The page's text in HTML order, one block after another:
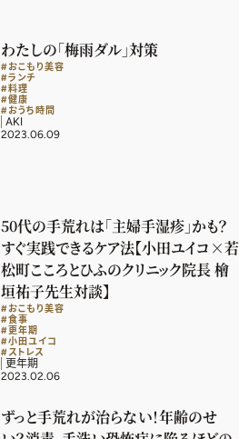
わたしの「梅雨ダル」対策
#おこもり美容
#ランチ
#料理
#健康
#おうち時間
AKI
2023.06.09
50代の手荒れは「主婦手湿疹」かも？
すぐ実践できるケア法【小田ユイコ×若
松町こころとひふのクリニック院長 檜
垣祐子先生対談】
#おこもり美容
#食事
#更年期
#小田ユイコ
#ストレス
更年期
2023.02.06
ずっと手荒れが治らない！年齢のせ